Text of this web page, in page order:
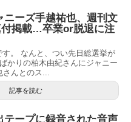
ニーズ手越祐也、週刊文
掲載…卒業or脱退に注
す。 なんと、つい先日総選挙が
かりの柏木由紀さんにジャニー
さんとのス...
記事を読む
テープに録音された音声